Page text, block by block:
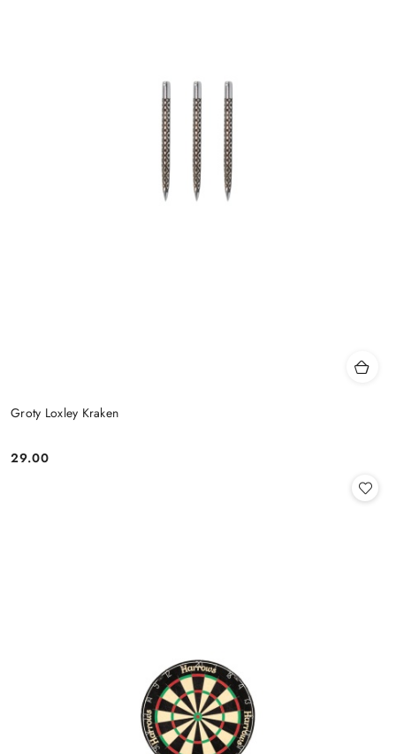
Groty Loxley Kraken
Cena:
29.00